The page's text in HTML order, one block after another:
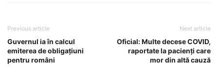
Previous article
Guvernul ia în calcul
emiterea de obligațiuni
pentru români
Next article
Oficial: Multe decese COVID,
raportate la pacienți care
mor din altă cauză